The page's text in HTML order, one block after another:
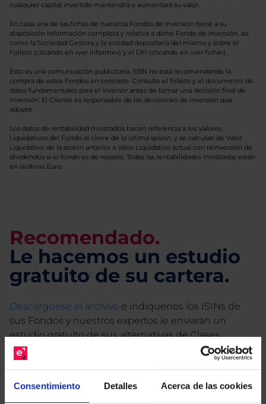
Consentimiento Detalles Acerca de las cookies
cualquier capital invertido mantendrá o aumentará su valor.
En cada una de las fichas de nuestros Fondos de Inversión tiene a su
disposición información completa y relativa a dicho Fondo de Inversión, así
como la Sociedad Gestora y la entidad depositaria del mismo y sobre el
Folleto (clicando en «ver informe») y el DFI (clicando en «ver ficha»).
Esto es una comunicación publicitaria. EBN no está recomendando la
compra de estos Fondos en concreto. Consulte el folleto y el documento de
datos fundamentales para el inversor antes de tomar una decisión final de
inversión. El Cliente es responsable de las decisiones de inversión que
adopte.
Los datos de rentabilidad mostrados hacen referencia a los Valores
Liquidativos del Fondo al cierre de la última sesión, y se calculan de Valor
Liquidativo de la sesión anterior a Valor Liquidativo actual con reinversión de
dividendos si el fondo es de reparto. Todas las rentabilidades mostradas están
en la divisa Euro.
Recomendado.
Le hacemos un estudio
gratuito de su cartera.
Descárguese el archivo e indíquenos los ISINs de
sus Fondos y nuestros expertos le enviarán un
estudio gratuito de sus alternativas de Clases
Limpias con las que podrá ahorrar en sus costes.